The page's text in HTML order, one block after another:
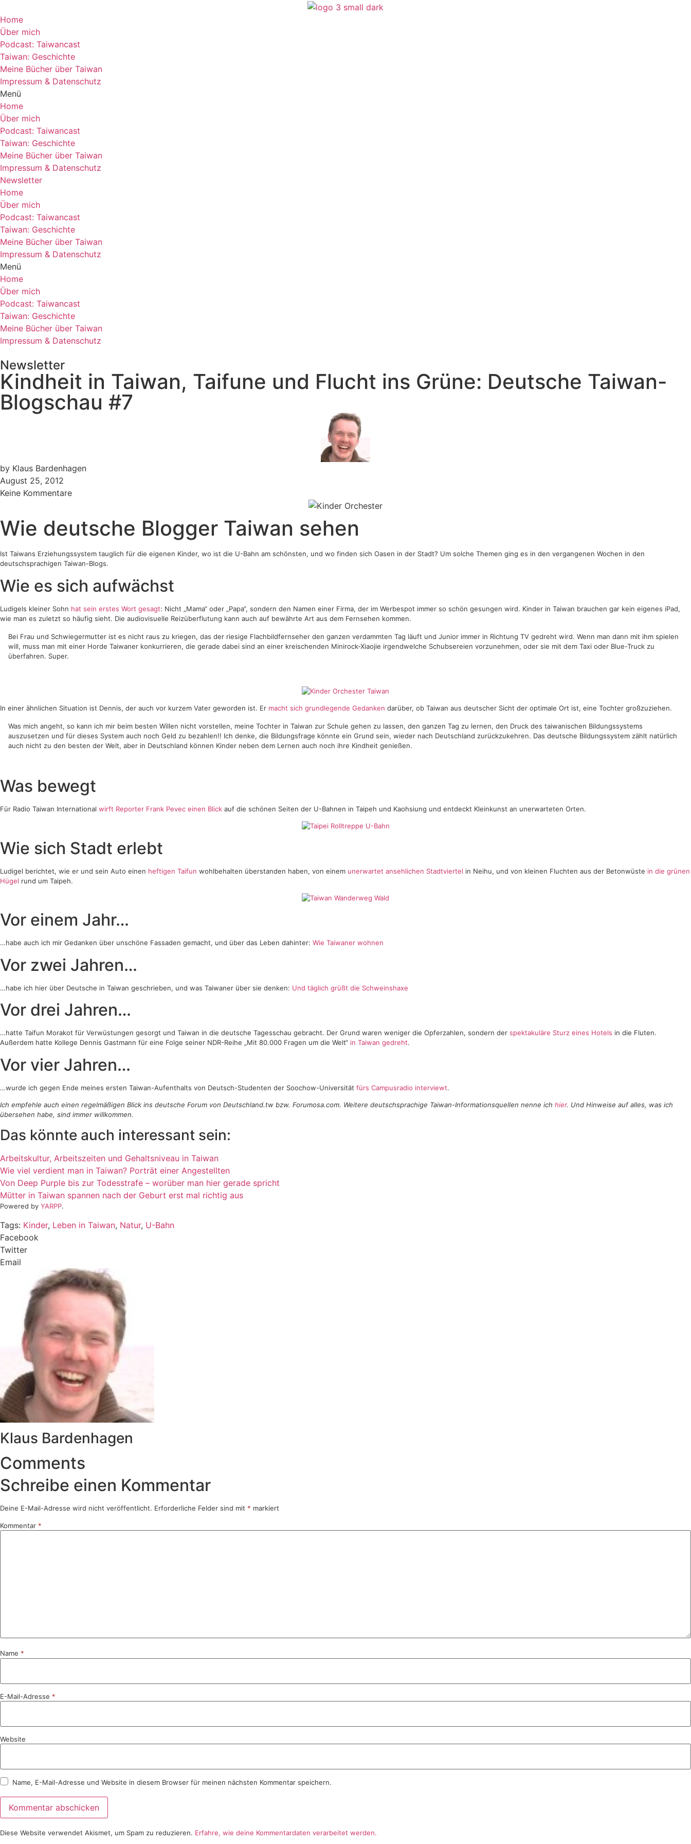
Home
Über mich
Podcast: Taiwancast
Taiwan: Geschichte
Meine Bücher über Taiwan
Impressum & Datenschutz
Menü
Home
Über mich
Podcast: Taiwancast
Taiwan: Geschichte
Meine Bücher über Taiwan
Impressum & Datenschutz
Newsletter
Home
Über mich
Podcast: Taiwancast
Taiwan: Geschichte
Meine Bücher über Taiwan
Impressum & Datenschutz
Menü
Home
Über mich
Podcast: Taiwancast
Taiwan: Geschichte
Meine Bücher über Taiwan
Impressum & Datenschutz
Newsletter
Kindheit in Taiwan, Taifune und Flucht ins Grüne: Deutsche Taiwan-
Blogschau #7
by Klaus Bardenhagen
August 25, 2012
Keine Kommentare
Wie deutsche Blogger Taiwan sehen
Ist Taiwans Erziehungssystem tauglich für die eigenen Kinder, wo ist die U-Bahn am schönsten, und wo finden sich Oasen in der Stadt? Um solche Themen ging es in den vergangenen Wochen in den
deutschsprachigen Taiwan-Blogs.
Wie es sich aufwächst
Ludigels kleiner Sohn hat sein erstes Wort gesagt: Nicht „Mama“ oder „Papa“, sondern den Namen einer Firma, der im Werbespot immer so schön gesungen wird. Kinder in Taiwan brauchen gar kein eigenes iPad,
wie man es zuletzt so häufig sieht. Die audiovisuelle Reizüberflutung kann auch auf bewährte Art aus dem Fernsehen kommen.
Bei Frau und Schwiegermutter ist es nicht raus zu kriegen, das der riesige Flachbildfernseher den ganzen verdammten Tag läuft und Junior immer in Richtung TV gedreht wird. Wenn man dann mit ihm spielen
will, muss man mit einer Horde Taiwaner konkurrieren, die gerade dabei sind an einer kreischenden Minirock-Xiaojie irgendwelche Schubsereien vorzunehmen, oder sie mit dem Taxi oder Blue-Truck zu
überfahren. Super.
In einer ähnlichen Situation ist Dennis, der auch vor kurzem Vater geworden ist. Er macht sich grundlegende Gedanken darüber, ob Taiwan aus deutscher Sicht der optimale Ort ist, eine Tochter großzuziehen.
Was mich angeht, so kann ich mir beim besten Willen nicht vorstellen, meine Tochter in Taiwan zur Schule gehen zu lassen, den ganzen Tag zu lernen, den Druck des taiwanischen Bildungssystems
auszusetzen und für dieses System auch noch Geld zu bezahlen!! Ich denke, die Bildungsfrage könnte ein Grund sein, wieder nach Deutschland zurückzukehren. Das deutsche Bildungssystem zählt natürlich
auch nicht zu den besten der Welt, aber in Deutschland können Kinder neben dem Lernen auch noch ihre Kindheit genießen.
Was bewegt
Für Radio Taiwan International wirft Reporter Frank Pevec einen Blick auf die schönen Seiten der U-Bahnen in Taipeh und Kaohsiung und entdeckt Kleinkunst an unerwarteten Orten.
Wie sich Stadt erlebt
Ludigel berichtet, wie er und sein Auto einen heftigen Taifun wohlbehalten überstanden haben, von einem unerwartet ansehlichen Stadtviertel in Neihu, und von kleinen Fluchten aus der Betonwüste in die grünen
Hügel rund um Taipeh.
Vor einem Jahr…
…habe auch ich mir Gedanken über unschöne Fassaden gemacht, und über das Leben dahinter: Wie Taiwaner wohnen
Vor zwei Jahren…
…habe ich hier über Deutsche in Taiwan geschrieben, und was Taiwaner über sie denken: Und täglich grüßt die Schweinshaxe
Vor drei Jahren…
…hatte Taifun Morakot für Verwüstungen gesorgt und Taiwan in die deutsche Tagesschau gebracht. Der Grund waren weniger die Opferzahlen, sondern der spektakuläre Sturz eines Hotels in die Fluten.
Außerdem hatte Kollege Dennis Gastmann für eine Folge seiner NDR-Reihe „Mit 80.000 Fragen um die Welt“ in Taiwan gedreht.
Vor vier Jahren…
…wurde ich gegen Ende meines ersten Taiwan-Aufenthalts von Deutsch-Studenten der Soochow-Universität fürs Campusradio interviewt.
Ich empfehle auch einen regelmäßigen Blick ins deutsche Forum von Deutschland.tw bzw. Forumosa.com. Weitere deutschsprachige Taiwan-Informationsquellen nenne ich hier. Und Hinweise auf alles, was ich
übersehen habe, sind immer willkommen.
Das könnte auch interessant sein:
Arbeitskultur, Arbeitszeiten und Gehaltsniveau in Taiwan
Wie viel verdient man in Taiwan? Porträt einer Angestellten
Von Deep Purple bis zur Todesstrafe – worüber man hier gerade spricht
Mütter in Taiwan spannen nach der Geburt erst mal richtig aus
Powered by YARPP.
Tags: Kinder, Leben in Taiwan, Natur, U-Bahn
Facebook
Twitter
Email
Klaus Bardenhagen
Comments
Schreibe einen Kommentar
Deine E-Mail-Adresse wird nicht veröffentlicht. Erforderliche Felder sind mit * markiert
Kommentar *
Name *
E-Mail-Adresse *
Website
Name, E-Mail-Adresse und Website in diesem Browser für meinen nächsten Kommentar speichern.
Diese Website verwendet Akismet, um Spam zu reduzieren. Erfahre, wie deine Kommentardaten verarbeitet werden.